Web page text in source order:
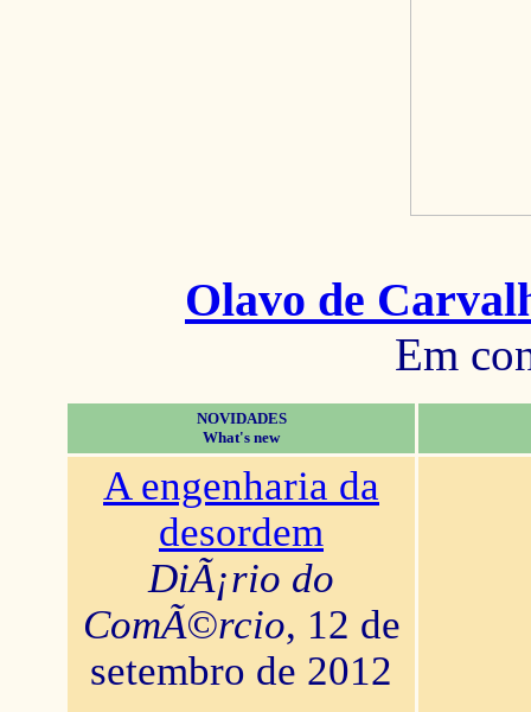
Olavo de
Em
NOVIDADES
What's new
A engenharia da
desordem
DiÃ¡rio do
ComÃ©rcio, 12 de
setembro de 2012